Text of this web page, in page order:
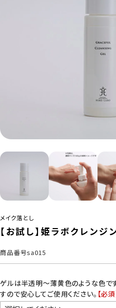
メイク落とし
【お試し】姫ラボクレンジ
商品番号sa015
ゲルは半透明～薄黄色のような色で
すので安心してご使用ください。 【必須